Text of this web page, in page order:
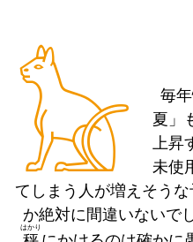
𓃠
毎
夏」
上昇
未使
てしまう人が増えそう
か絶対に間違いないで
はかり